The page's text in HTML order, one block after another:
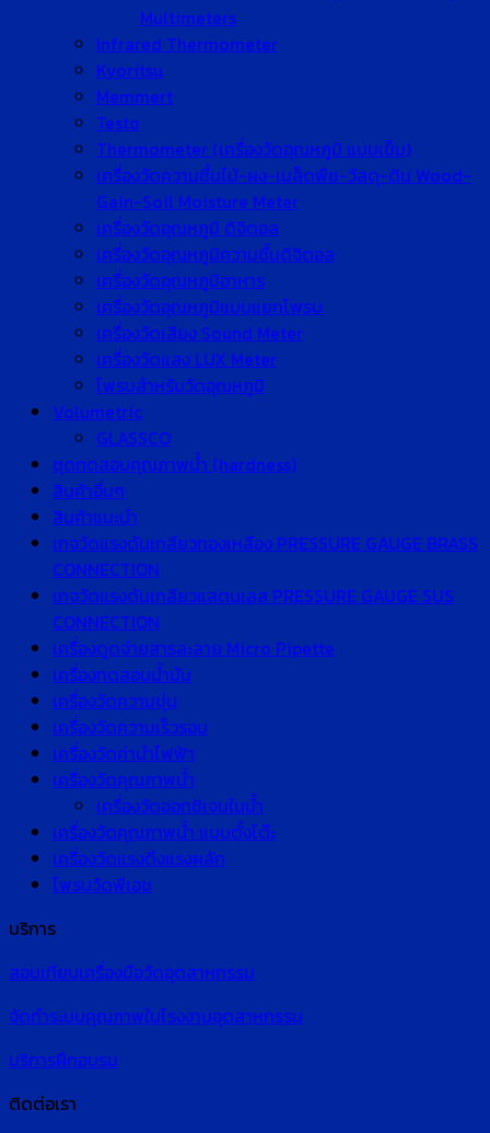
Multimeters
Infrared Thermometer
Kyoritsu
Memmert
Testo
Thermometer (เครื่องวัดอุณหภูมิ แบบเข็ม)
เครื่องวัดความชื้นไม้-ผง-เมล็ดพืช-วัสดุ-ดิน Wood-
Gain-Soil Moisture Meter
เครื่องวัดอุณหภูมิ ดิจิตอล
เครื่องวัดอุณหภูมิความชื้นดิจิตอล
เครื่องวัดอุณหภูมิอาหาร
เครื่องวัดอุณหภูมิแบบแยกโพรบ
เครื่องวัดเสียง Sound Meter
เครื่องวัดแสง LUX Meter
โพรบสำหรับวัดอุณหภูมิ
Volumetric
GLASSCO
ชุดทดสอบคุณภาพน้ำ (hardness)
สินค้าอื่นๆ
สินค้าแนะนำ
เกจวัดแรงดันเกลียวทองเหลือง PRESSURE GAUGE BRASS
CONNECTION
เกจวัดแรงดันเกลียวแสตนเลส PRESSURE GAUGE SUS
CONNECTION
เครื่องดูดจ่ายสารละลาย Micro Pipette
เครื่องทดสอบน้ำมัน
เครื่องวัดความขุ่น
เครื่องวัดความเร็วรอบ
เครื่องวัดค่านำไฟฟ้า
เครื่องวัดคุณภาพน้ำ
เครื่องวัดออกซิเจนในน้ำ
เครื่องวัดคุณภาพน้ำ แบบตั้งโต๊ะ
เครื่องวัดแรงดึงแรงผลัก
โพรบวัดพีเอช
บริการ
สอบเทียบเครื่องมือวัดอุตสาหกรรม
จัดทำระบบคุณภาพในโรงงานอุตสาหกรรม
บริการฝึกอบรม
ติดต่อเรา